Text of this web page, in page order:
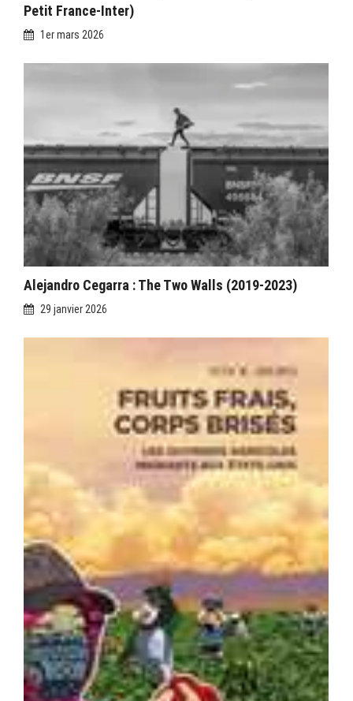
Petit France-Inter)
1er mars 2026
Alejandro Cegarra : The Two Walls (2019-2023)
29 janvier 2026